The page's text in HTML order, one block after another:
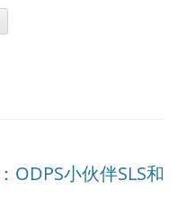
ODPS小伙伴SLS和